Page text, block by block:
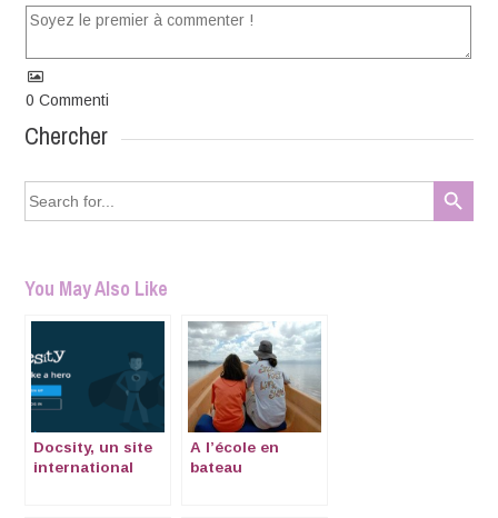
0 Commenti
Chercher
Search
for:
Search Button
You May Also Like
Docsity, un site
international
A l’école en
bateau